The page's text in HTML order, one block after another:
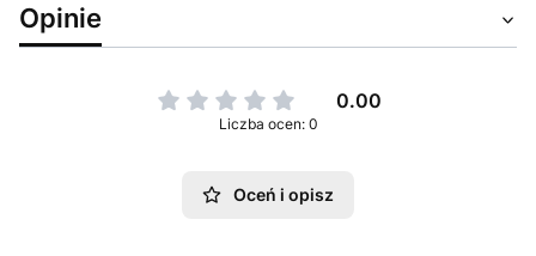
Opinie
0.00
Liczba ocen: 0
Oceń i opisz